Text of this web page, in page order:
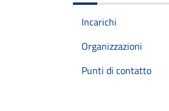
Incarichi
Organizzazioni
Punti di contatto